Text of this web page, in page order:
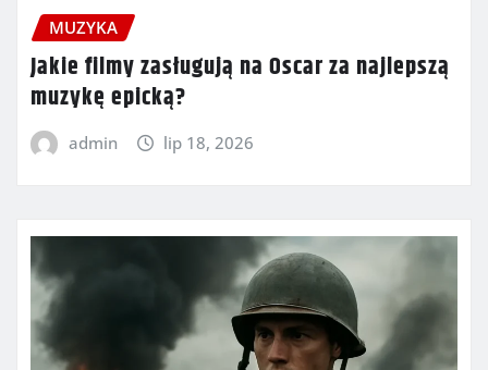
MUZYKA
Jakie filmy zasługują na Oscar za najlepszą
muzykę epicką?
admin lip 18, 2026